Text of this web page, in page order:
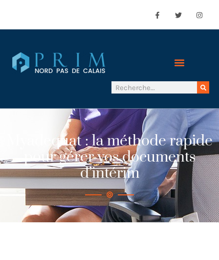
Myadequat : la méthode rapide
pour gérer vos documents
d’intérim